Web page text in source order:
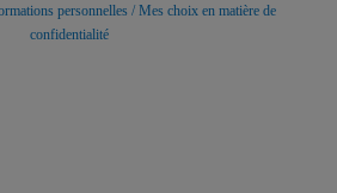
personnelles / Mes choix en matière de
confidentialité